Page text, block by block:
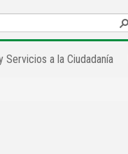
Servicios a la Ciudadanía